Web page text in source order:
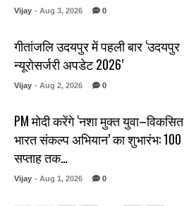
Vijay - Aug 3, 2026 0
गीतांजलि उदयपुर में पहली बार ‘उदयपुर
न्यूरोसर्जरी अपडेट 2026’
Vijay - Aug 2, 2026 0
PM मोदी करेंगे ‘नशा मुक्त युवा–विकसित
भारत संकल्प अभियान’ का शुभारंभ: 100
सप्ताह तक…
Vijay - Aug 1, 2026 0